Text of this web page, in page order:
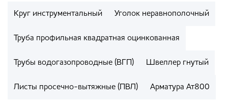
Круг инструментальный Уголок неравнополочный
Труба профильная квадратная оцинкованная
Трубы водогазопроводные (ВГП) Швеллер гнутый
Листы просечно-вытяжные (ПВЛ) Арматура Ат800